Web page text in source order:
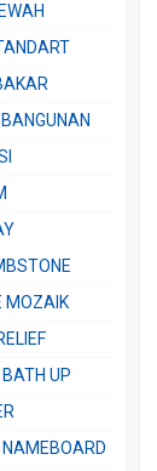
MOZAIK
UP